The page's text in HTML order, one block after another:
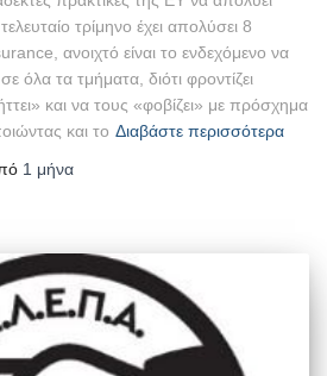
τρίμηνο έχει απολύσει 8
ανοιχτό είναι το ενδεχόμενο να
όλα τα τμήματα, διότι φροντίζει
και να τους «φοβίζει» με πρόσχημα
και το Διαβάστε περισσότερα
1 μήνα